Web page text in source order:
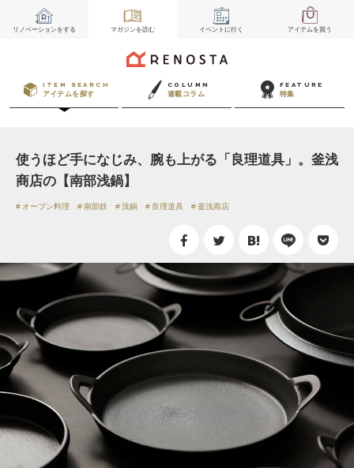
リノベーションをする マガジンを読む イベント に行く アイテムを買う
ITEM SEARCH
アイテムを探す
COLUMN
連載コラム
FEATURE
特集
使うほど手になじみ、腕も上がる「良理道具」。釜浅
商店の【南部浅鍋】
オーブン料理 南部鉄 浅鍋 良理道具 釜浅商店